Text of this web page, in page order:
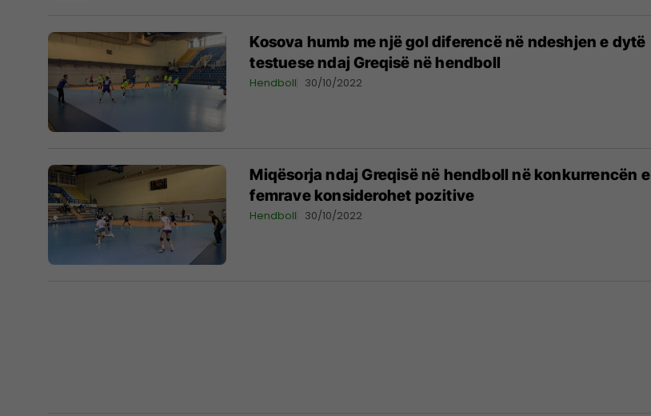
Kosova humb me një gol diferencë në ndeshjen e dytë
testuese ndaj Greqisë në hendboll
Hendboll 30/10/2022
Miqësorja ndaj Greqisë në hendboll në konkurrencën e
femrave konsiderohet pozitive
Hendboll 30/10/2022